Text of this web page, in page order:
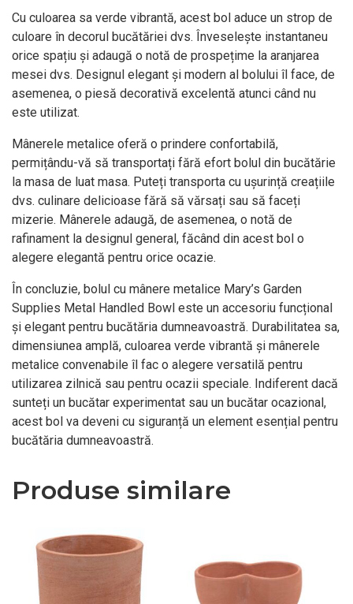
Cu culoarea sa verde vibrantă, acest bol aduce un strop de
culoare în decorul bucătăriei dvs. Înveselește instantaneu
orice spațiu și adaugă o notă de prospețime la aranjarea
mesei dvs. Designul elegant și modern al bolului îl face, de
asemenea, o piesă decorativă excelentă atunci când nu
este utilizat.
Mânerele metalice oferă o prindere confortabilă,
permițându-vă să transportați fără efort bolul din bucătărie
la masa de luat masa. Puteți transporta cu ușurință creațiile
dvs. culinare delicioase fără să vărsați sau să faceți
mizerie. Mânerele adaugă, de asemenea, o notă de
rafinament la designul general, făcând din acest bol o
alegere elegantă pentru orice ocazie.
În concluzie, bolul cu mânere metalice Mary’s Garden
Supplies Metal Handled Bowl este un accesoriu funcțional
și elegant pentru bucătăria dumneavoastră. Durabilitatea sa,
dimensiunea amplă, culoarea verde vibrantă și mânerele
metalice convenabile îl fac o alegere versatilă pentru
utilizarea zilnică sau pentru ocazii speciale. Indiferent dacă
sunteți un bucătar experimentat sau un bucătar ocazional,
acest bol va deveni cu siguranță un element esențial pentru
bucătăria dumneavoastră.
Produse similare